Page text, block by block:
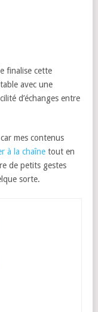
finalise cette
avec une
d’échanges entre
mes contenus
à la chaîne tout en
de petits gestes
sorte.